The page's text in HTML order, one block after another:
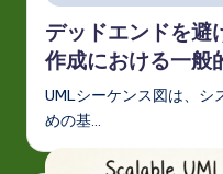
in
デッドエンドを避
作成における一般
UMLシーケンス図は、シ
めの基…